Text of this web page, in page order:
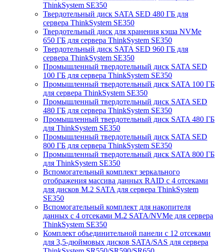
ThinkSystem SE350
Твердотельный диск SATA SED 480 ГБ для
сервера ThinkSystem SE350
Твердотельный диск для хранения кэша NVMe
650 ГБ для сервера ThinkSystem SE350
Твердотельный диск SATA SED 960 ГБ для
сервера ThinkSystem SE350
Промышленный твердотельный диск SATA SED
100 ГБ для сервера ThinkSystem SE350
Промышленный твердотельный диск SATA 100 ГБ
для сервера ThinkSystem SE350
Промышленный твердотельный диск SATA SED
480 ГБ для сервера ThinkSystem SE350
Промышленный твердотельный диск SATA 480 ГБ
для ThinkSystem SE350
Промышленный твердотельный диск SATA SED
800 ГБ для сервера ThinkSystem SE350
Промышленный твердотельный диск SATA 800 ГБ
для ThinkSystem SE350
Вспомогательный комплект зеркального
отображения массива данных RAID с 4 отсеками
для дисков M.2 SATA для сервера ThinkSystem
SE350
Вспомогательный комплект для накопителя
данных с 4 отсеками M.2 SATA/NVMe для сервера
ThinkSystem SE350
Комплект объединительной панели с 12 отсеками
для 3,5-дюймовых дисков SATA/SAS для сервера